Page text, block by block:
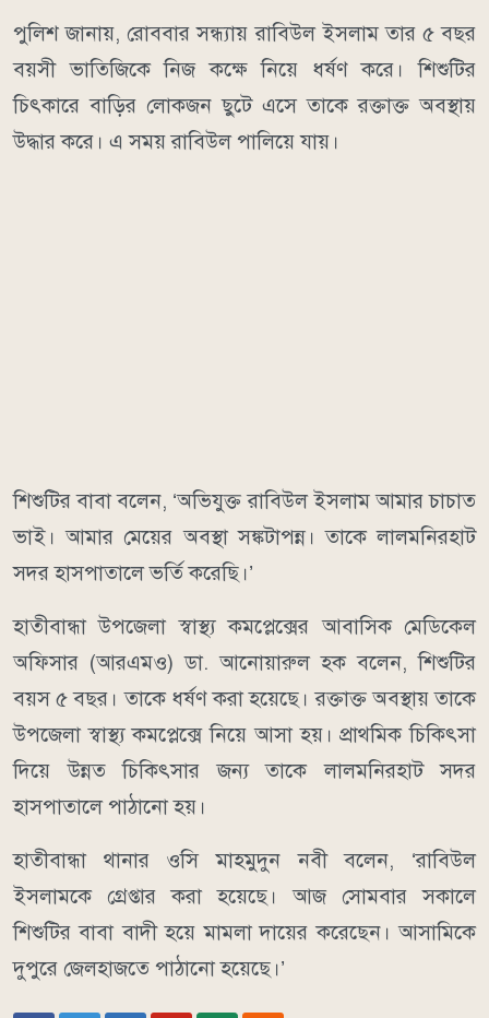
পুলিশ জানায়, রোববার সন্ধ্যায় রাবিউল ইসলাম তার ৫ বছর
বয়সী ভাতিজিকে নিজ কক্ষে নিয়ে ধর্ষণ করে। শিশুটির
চিৎকারে বাড়ির লোকজন ছুটে এসে তাকে রক্তাক্ত অবস্থায়
উদ্ধার করে। এ সময় রাবিউল পালিয়ে যায়।
শিশুটির বাবা বলেন, ‘অভিযুক্ত রাবিউল ইসলাম আমার চাচাত
ভাই। আমার মেয়ের অবস্থা সঙ্কটাপন্ন। তাকে লালমনিরহাট
সদর হাসপাতালে ভর্তি করেছি।’
হাতীবান্ধা উপজেলা স্বাস্থ্য কমপ্লেক্সের আবাসিক মেডিকেল
অফিসার (আরএমও) ডা. আনোয়ারুল হক বলেন, শিশুটির
বয়স ৫ বছর। তাকে ধর্ষণ করা হয়েছে। রক্তাক্ত অবস্থায় তাকে
উপজেলা স্বাস্থ্য কমপ্লেক্সে নিয়ে আসা হয়। প্রাথমিক চিকিৎসা
দিয়ে উন্নত চিকিৎসার জন্য তাকে লালমনিরহাট সদর
হাসপাতালে পাঠানো হয়।
হাতীবান্ধা থানার ওসি মাহমুদুন নবী বলেন, ‘রাবিউল
ইসলামকে গ্রেপ্তার করা হয়েছে। আজ সোমবার সকালে
শিশুটির বাবা বাদী হয়ে মামলা দায়ের করেছেন। আসামিকে
দুপুরে জেলহাজতে পাঠানো হয়েছে।’